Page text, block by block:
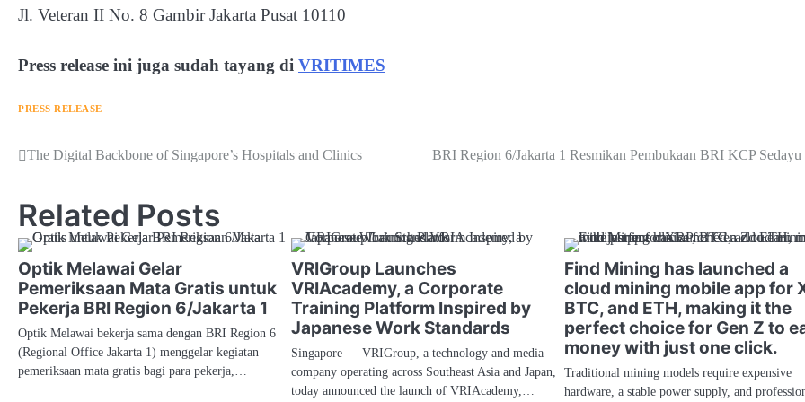
Jl. Veteran II No. 8 Gambir Jakarta Pusat 10110
Press release ini juga sudah tayang di VRITIMES
PRESS RELEASE
Navigasi
The Digital Backbone of Singapore’s Hospitals and Clinics BRI Region 6/Jakarta 1 Resmikan Pembukaan BRI KCP
Related Posts
Optik Melawai Gelar
Pemeriksaan Mata Gratis untuk
Pekerja BRI Region 6/Jakarta 1
Optik Melawai bekerja sama dengan BRI Region 6
(Regional Office Jakarta 1) menggelar kegiatan
pemeriksaan mata gratis bagi para pekerja,…
VRIGroup Launches
VRIAcademy, a Corporate
Training Platform Inspired by
Japanese Work Standards
Singapore — VRIGroup, a technology and media
company operating across Southeast Asia and Japan,
today announced the launch of VRIAcademy,…
Find Mining has launched a
cloud mining mobile app for
BTC, and ETH, making it the
perfect choice for Gen Z to
money with just one click.
Traditional mining models require expensive
hardware, a stable power supply, and